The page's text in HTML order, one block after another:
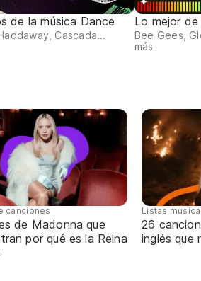
de la música Dance
Cascada...
Lo mejor
Bee Gees,
más
canciones
de Madonna que
por qué es la Reina
Listas
26
inglés que